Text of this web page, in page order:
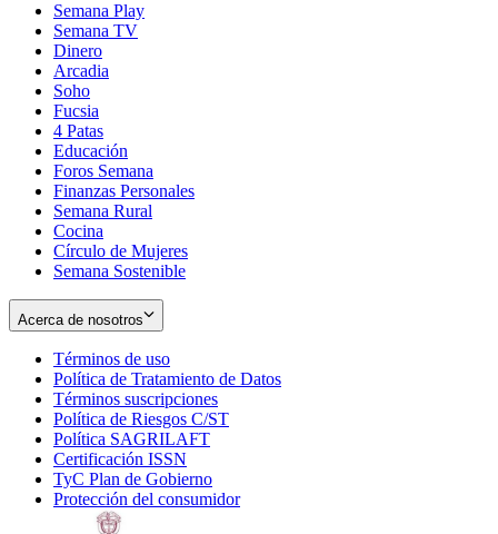
Semana Play
Semana TV
Dinero
Arcadia
Soho
in
new
window
Fucsia
in
new
window
4 Patas
Educación
Foros Semana
Finanzas Personales
Semana Rural
Cocina
Círculo de Mujeres
Semana Sostenible
Acerca de nosotros
Términos de uso
in
new
window
Política de Tratamiento de Datos
Términos suscripciones
in
Política de Riesgos C/ST
Política SAGRILAFT
new
window
Certificación ISSN
in
new
TyC Plan de Gobierno
in
Protección del consumidorOpens